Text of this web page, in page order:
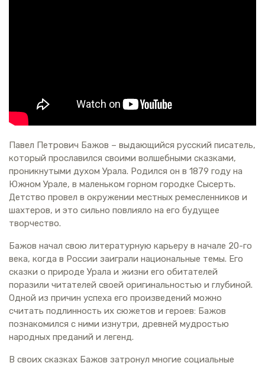
Павел Петрович Бажов – выдающийся русский писатель,
который прославился своими волшебными сказками,
проникнутыми духом Урала. Родился он в 1879 году на
Южном Урале, в маленьком горном городке Сысерть.
Детство провел в окружении местных ремесленников и
шахтеров, и это сильно повлияло на его будущее
творчество.
Бажов начал свою литературную карьеру в начале 20-го
века, когда в России заиграли национальные темы. Его
сказки о природе Урала и жизни его обитателей
поразили читателей своей оригинальностью и глубиной.
Одной из причин успеха его произведений можно
считать подлинность их сюжетов и героев: Бажов
познакомился с ними изнутри, древней мудростью
народных преданий и легенд.
В своих сказках Бажов затронул многие социальные